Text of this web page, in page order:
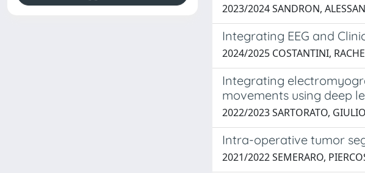
2023/2024 SANDRON,
Integrating EEG and
2024/2025 COSTANTINI,
Integrating
movements using deep
2022/2023 SARTORATO, GIULIO
Intra-operative tumor
2021/2022 SEMERARO,